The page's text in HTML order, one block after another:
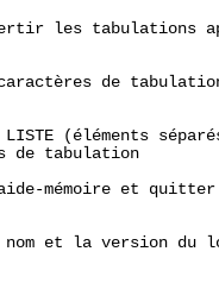
les tabulations
de
(éléments
de tabulation
mémoire et quitter
et la version du